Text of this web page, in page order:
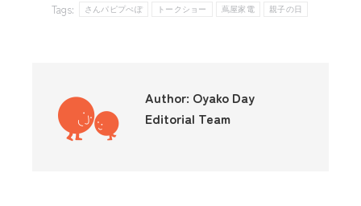
Tags:
さんパピプぺぽ トークショー 蔦屋家電 親子の日
Author: Oyako Day
Editorial Team